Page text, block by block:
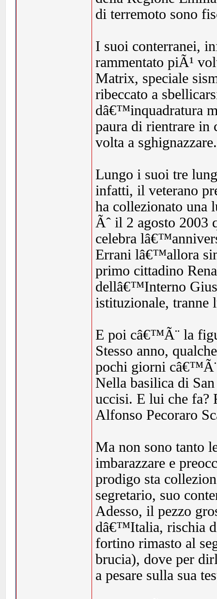
di terremoto sono
I suoi conterranei,
rammentato piÃ¹
Matrix, speciale
ribeccato a
dâ€™inquadratura
paura di rientrare in
volta a sghignazzare.
Lungo i suoi tre
infatti, il veterano
ha collezionato una
Ãˆ il 2 agosto 2003
celebra
Errani lâ€™allora
primo cittadino
dellâ€™Interno
istituzionale, tranne
E poi câ€™Ã¨ la
Stesso anno,
pochi giorni
Nella basilica di
uccisi. E lui che fa?
Alfonso Pecoraro
Ma non sono tanto
imbarazzare e
prodigo sta
segretario, suo
Adesso, il pezzo
dâ€™Italia, rischia
fortino rimasto al
brucia), dove per
a pesare sulla sua